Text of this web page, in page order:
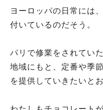
ヨーロッパの日常には
付いているのだそう。
パリで修業をされてい
地域にもと、定番や季
を提供していきたいと